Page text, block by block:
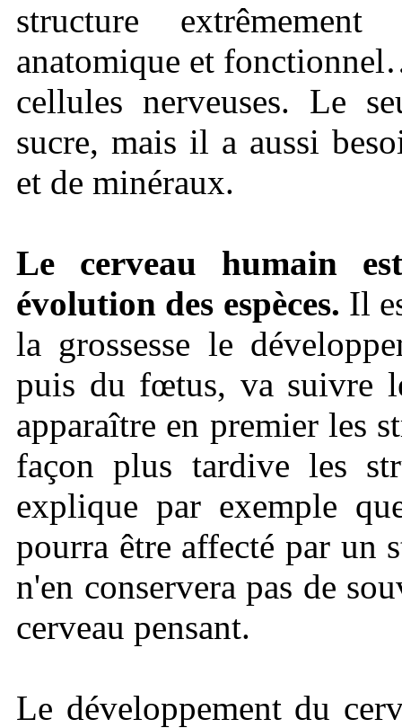
structure
anatomique et
cellules nerveuses. Le
sucre, mais il a aussi
et de minéraux.
Le cerveau humain
évolution des espèces. Il
la grossesse le
puis du fœtus, va suivre
apparaître en premier les
façon plus tardive les
explique par exemple
pourra être affecté par un
n'en conservera pas de
cerveau pensant.
Le développement du